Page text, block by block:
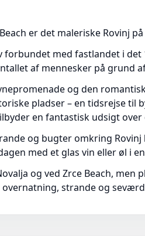
er det maleriske Rovinj
med fastlandet i
af mennesker på grund
og den
pladser – en tidsrejse til
en fantastisk udsigt over
og bugter omkring
med et glas vin eller øl i
og ved Zrce Beach,
strande og